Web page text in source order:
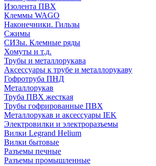
Изолента ПВХ
Клеммы WAGO
Наконечники. Гильзы
Сжимы
СИЗы. Клемные ряды
Хомуты и т.д.
Трубы и металлорукава
Аксессуары к трубе и металлорукаву
Гофротруба ПНД
Металлорукав
Труба ПВХ жесткая
Трубы гофрированные ПВХ
Металлорукав и аксессуары IEK
Электровилки и электроразъемы
Вилки Legrand Helium
Вилки бытовые
Разъемы печные
Разъемы промышленные